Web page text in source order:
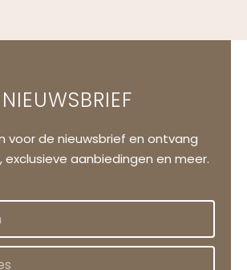
NIEUWSBRIEF
voor de nieuwsbrief en ontvang
exclusieve aanbiedingen en meer.